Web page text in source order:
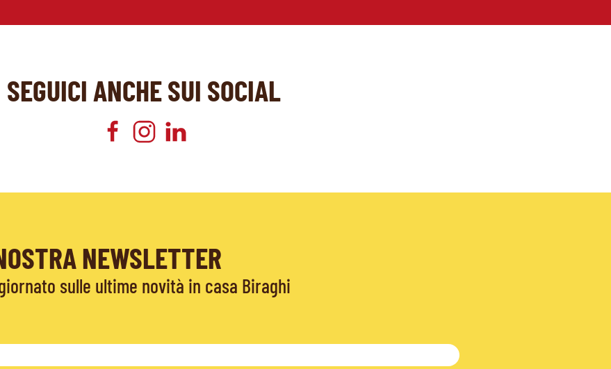
SEGUICI ANCHE SUI SOCIAL
NEWSLETTER
sulle ultime novità in casa Biraghi